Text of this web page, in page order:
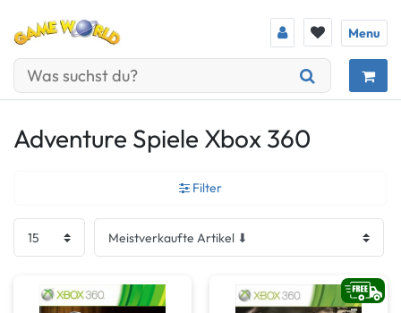
Menu
Adventure Spiele Xbox 360
Filter